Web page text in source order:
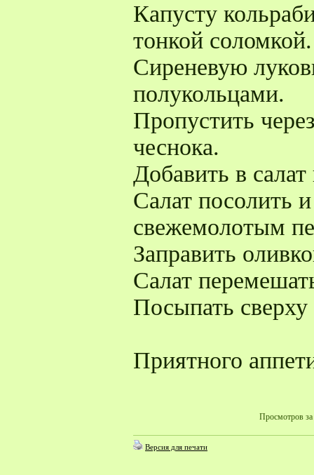
Капусту
тонкой соломкой.
Сиреневую
полукольцами.
Пропустить
чеснока.
Добавить в
Салат посолить
свежемолотым
Заправить
Салат
Посыпать
Приятного
Просмотров за
Версия для печати